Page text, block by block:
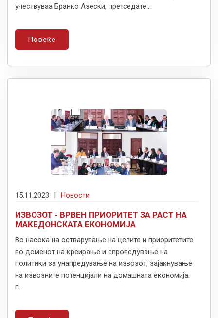
учествуваа Бранко Азески, претседате...
Повеќе
15.11.2023 | Новости
ИЗВОЗОТ - ВРВЕН ПРИОРИТЕТ ЗА РАСТ НА
МАКЕДОНСКАТА ЕКОНОМИЈА
Во насока на остварување на целите и приоритетите
во доменот на креирање и спроведување на
политики за унапредување на извозот, зајакнување
на извозните потенцијали на домашната економија,
п...